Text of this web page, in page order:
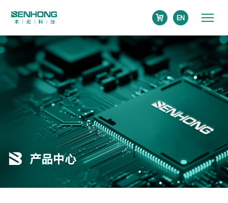
EN
产品中心